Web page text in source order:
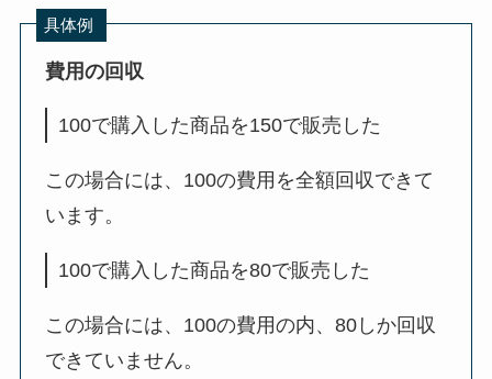
具体例
費用の回収
100で購入した商品を150で販売した
この場合には、100の費用を全額回収できて
います。
100で購入した商品を80で販売した
この場合には、100の費用の内、80しか回収
できていません。